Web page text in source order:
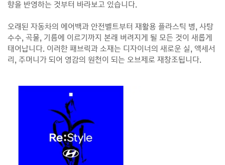
향을 반영하는 것부터 바라보고 있습니다.
오래된 자동차의 에어백과 안전벨트부터 재활용 플라스틱 병, 사탕
수수, 곡물, 기름에 이르기까지 본래 버려지게 될 모든 것이 새롭게
태어납니다. 이러한 패브릭과 소재는 디자이너의 새로운 실, 액세서
리, 주머니가 되어 영감의 원천이 되는 오브제로 재창조됩니다.